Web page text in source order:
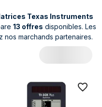
Texas Instruments
13 offres disponibles. Les
nos marchands partenaires.